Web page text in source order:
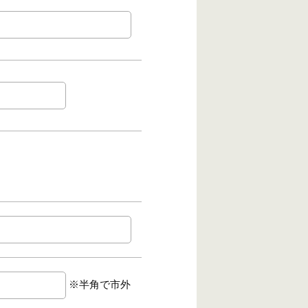
※半角で市外